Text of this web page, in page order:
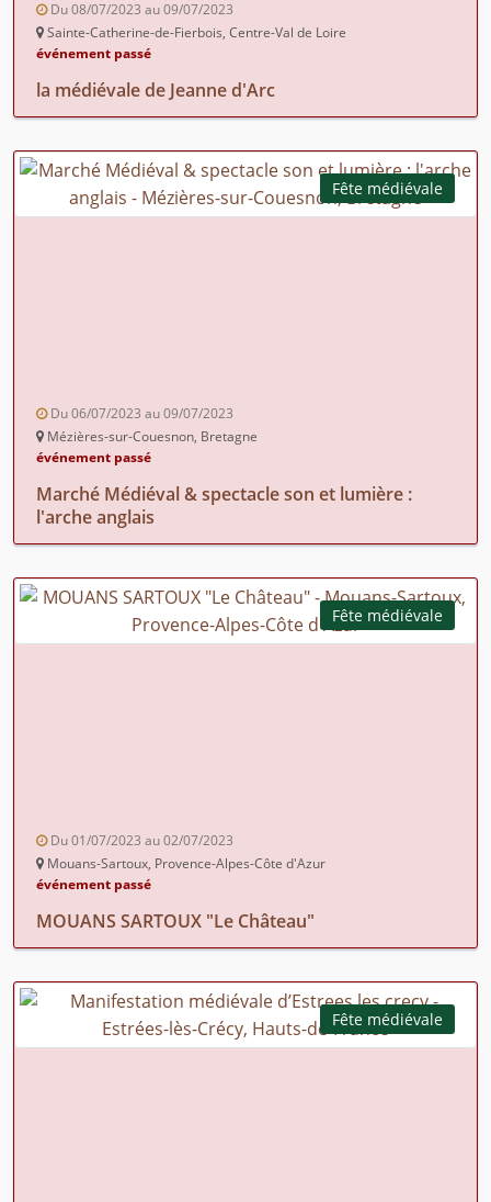
Du 08/07/2023 au 09/07/2023
Sainte-Catherine-de-Fierbois, Centre-Val de Loire
événement passé
la médiévale de Jeanne d'Arc
Fête médiévale
Du 06/07/2023 au 09/07/2023
Mézières-sur-Couesnon, Bretagne
événement passé
Marché Médiéval & spectacle son et lumière :
l'arche anglais
Fête médiévale
Du 01/07/2023 au 02/07/2023
Mouans-Sartoux, Provence-Alpes-Côte d'Azur
événement passé
MOUANS SARTOUX "Le Château"
Fête médiévale